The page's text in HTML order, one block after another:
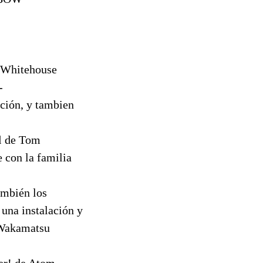
y tambien
Tom
con la familia
los
instalación y